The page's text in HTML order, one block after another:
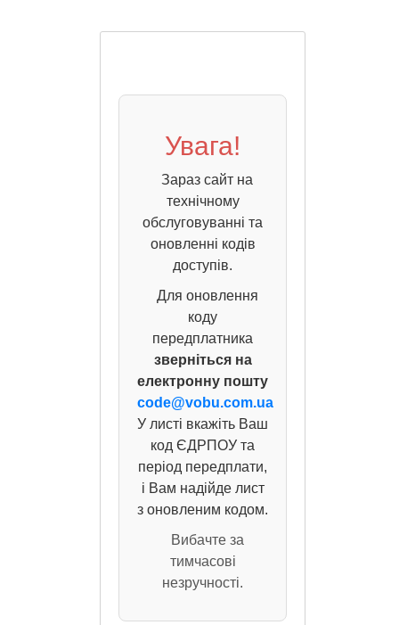
Увага!
Зараз сайт на
технічному
обслуговуванні та
оновленні кодів
доступів.
Для оновлення
коду
передплатника
зверніться на
електронну пошту
code@vobu.com.ua
У листі вкажіть Ваш
код ЄДРПОУ та
період передплати,
і Вам надійде лист
з оновленим кодом.
Вибачте за
тимчасові
незручності.